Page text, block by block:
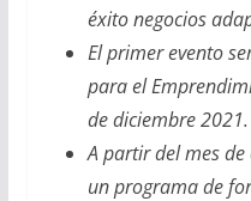
éxito negocios
El primer evento
para el
de diciembre 2021.
A partir del mes
un programa de